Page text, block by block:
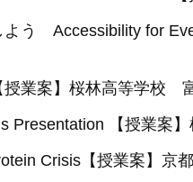
う Accessibility for
業案】桜林高等学校
【授業案
Crisis【授業案】京